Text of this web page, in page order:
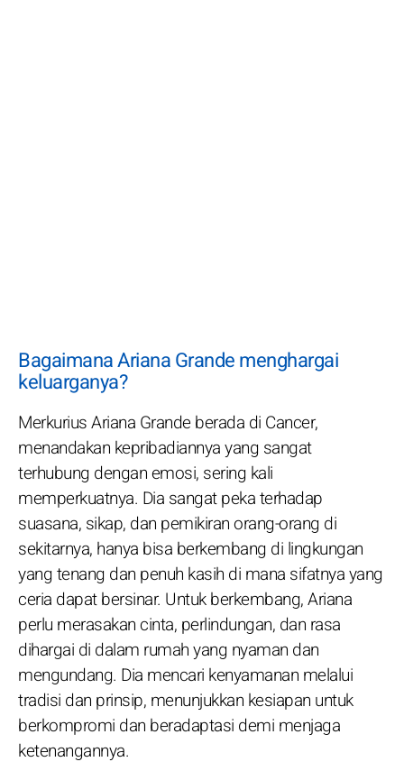
Bagaimana Ariana Grande menghargai
keluarganya?
Merkurius Ariana Grande berada di Cancer,
menandakan kepribadiannya yang sangat
terhubung dengan emosi, sering kali
memperkuatnya. Dia sangat peka terhadap
suasana, sikap, dan pemikiran orang-orang di
sekitarnya, hanya bisa berkembang di lingkungan
yang tenang dan penuh kasih di mana sifatnya yang
ceria dapat bersinar. Untuk berkembang, Ariana
perlu merasakan cinta, perlindungan, dan rasa
dihargai di dalam rumah yang nyaman dan
mengundang. Dia mencari kenyamanan melalui
tradisi dan prinsip, menunjukkan kesiapan untuk
berkompromi dan beradaptasi demi menjaga
ketenangannya.